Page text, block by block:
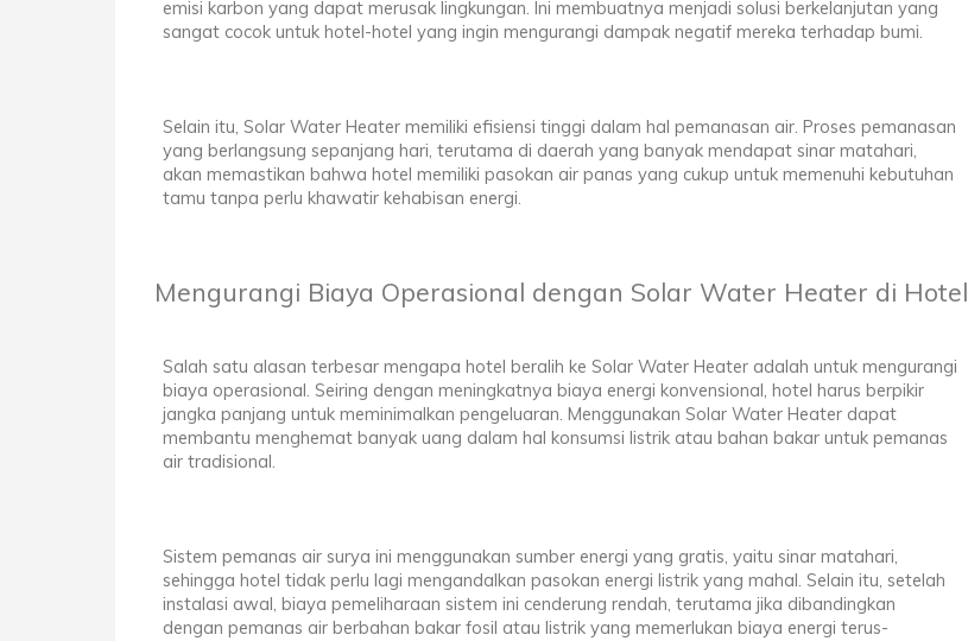
emisi karbon yang dapat merusak lingkungan. Ini membuatnya menjadi solusi berkelanjutan yang
sangat cocok untuk hotel-hotel yang ingin mengurangi dampak negatif mereka terhadap bumi.
Selain itu, Solar Water Heater memiliki efisiensi tinggi dalam hal pemanasan air. Proses pemanasan
yang berlangsung sepanjang hari, terutama di daerah yang banyak mendapat sinar matahari,
akan memastikan bahwa hotel memiliki pasokan air panas yang cukup untuk memenuhi kebutuhan
tamu tanpa perlu khawatir kehabisan energi.
Mengurangi Biaya Operasional dengan Solar Water Heater di Hotel
Salah satu alasan terbesar mengapa hotel beralih ke Solar Water Heater adalah untuk mengurangi
biaya operasional. Seiring dengan meningkatnya biaya energi konvensional, hotel harus berpikir
jangka panjang untuk meminimalkan pengeluaran. Menggunakan Solar Water Heater dapat
membantu menghemat banyak uang dalam hal konsumsi listrik atau bahan bakar untuk pemanas
air tradisional.
Sistem pemanas air surya ini menggunakan sumber energi yang gratis, yaitu sinar matahari,
sehingga hotel tidak perlu lagi mengandalkan pasokan energi listrik yang mahal. Selain itu, setelah
instalasi awal, biaya pemeliharaan sistem ini cenderung rendah, terutama jika dibandingkan
dengan pemanas air berbahan bakar fosil atau listrik yang memerlukan biaya energi terus-